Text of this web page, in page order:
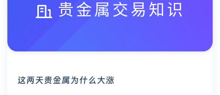
贵金属交易知识
这两天贵金属为什么大涨